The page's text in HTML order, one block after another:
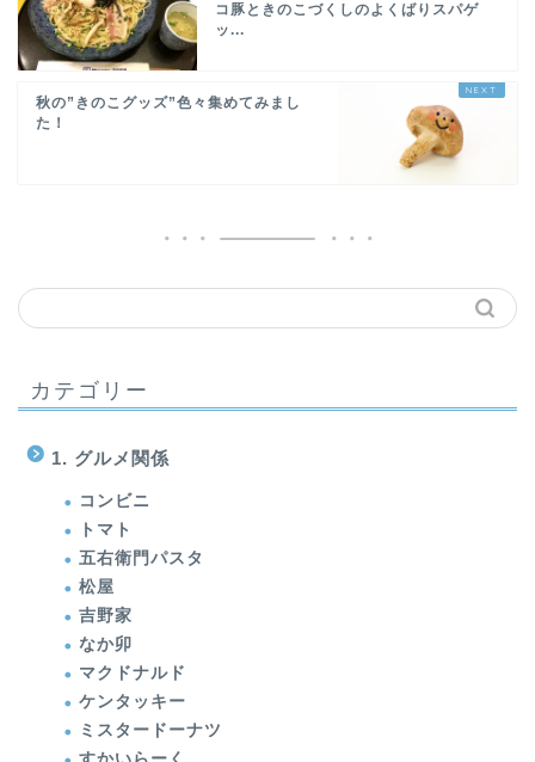
コ豚ときのこづくしのよくばりスパゲ
ッ...
秋の”きのこグッズ”色々集めてみまし
た！
カテゴリー
1. グルメ関係
コンビニ
トマト
五右衛門パスタ
松屋
吉野家
なか卯
マクドナルド
ケンタッキー
ミスタードーナツ